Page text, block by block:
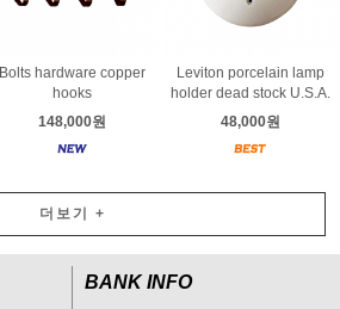
Bolts hardware copper
hooks
148,000원
Leviton porcelain lamp
holder dead stock U.S.A.
48,000원
더보기 +
BANK INFO